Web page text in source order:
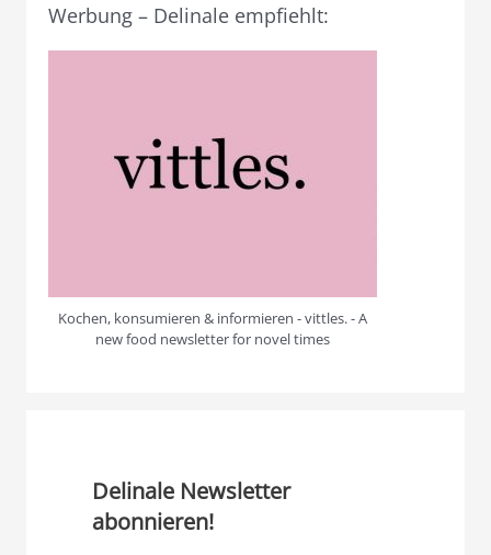
Werbung – Delinale empfiehlt:
Kochen, konsumieren & informieren - vittles. - A
new food newsletter for novel times
Delinale Newsletter
abonnieren!